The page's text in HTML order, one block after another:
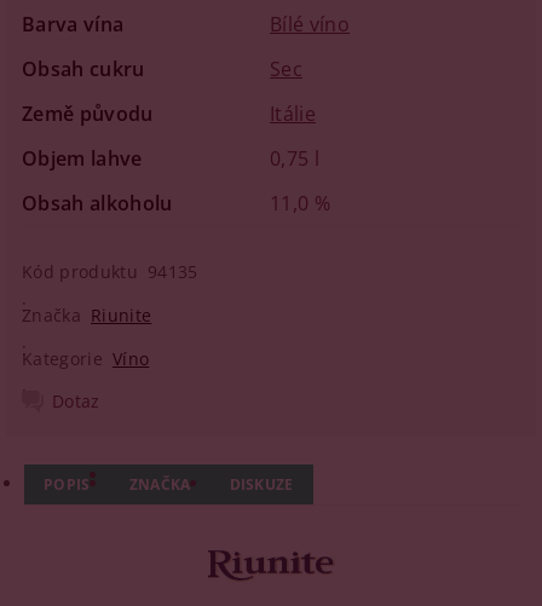
Barva vína
Bílé víno
Obsah cukru
Sec
Země původu
Itálie
Objem lahve
0,75 l
Obsah alkoholu
11,0 %
Kód produktu 94135
Značka Riunite
Kategorie Víno
Dotaz
POPIS ZNAČKA DISKUZE